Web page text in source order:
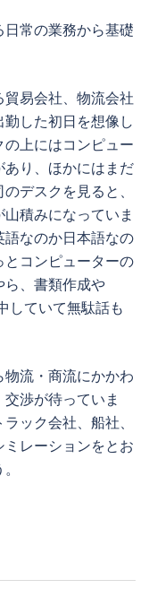
日常の業務から基礎
易会社、物流会社
した初日を想像し
上にはコンピュー
あり、ほかにはまだ
デスクを見ると、
積みになっていま
語なのか日本語なの
とコンピューターの
ら、書類作成や
していて無駄話も
流・商流にかかわ
渉が待っていま
ック会社、船社、
レーションをとお